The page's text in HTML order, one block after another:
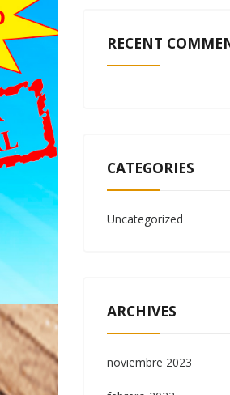
RECENT
CATEGORIES
Uncategorized
ARCHIVES
noviembre 2023